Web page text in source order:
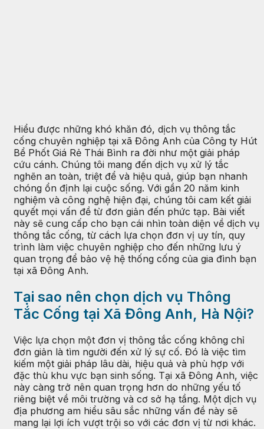
Hiểu được những khó khăn đó, dịch vụ thông tắc
cống chuyên nghiệp tại xã Đông Anh của Công ty Hút
Bể Phốt Giá Rẻ Thái Bình ra đời như một giải pháp
cứu cánh. Chúng tôi mang đến dịch vụ xử lý tắc
nghẽn an toàn, triệt để và hiệu quả, giúp bạn nhanh
chóng ổn định lại cuộc sống. Với gần 20 năm kinh
nghiệm và công nghệ hiện đại, chúng tôi cam kết giải
quyết mọi vấn đề từ đơn giản đến phức tạp. Bài viết
này sẽ cung cấp cho bạn cái nhìn toàn diện về dịch vụ
thông tắc cống, từ cách lựa chọn đơn vị uy tín, quy
trình làm việc chuyên nghiệp cho đến những lưu ý
quan trọng để bảo vệ hệ thống cống của gia đình bạn
tại xã Đông Anh.
Tại sao nên chọn dịch vụ Thông
Tắc Cống tại Xã Đông Anh, Hà Nội?
Việc lựa chọn một đơn vị thông tắc cống không chỉ
đơn giản là tìm người đến xử lý sự cố. Đó là việc tìm
kiếm một giải pháp lâu dài, hiệu quả và phù hợp với
đặc thù khu vực bạn sinh sống. Tại xã Đông Anh, việc
này càng trở nên quan trọng hơn do những yếu tố
riêng biệt về môi trường và cơ sở hạ tầng. Một dịch vụ
địa phương am hiểu sâu sắc những vấn đề này sẽ
mang lại lợi ích vượt trội so với các đơn vị từ nơi khác.